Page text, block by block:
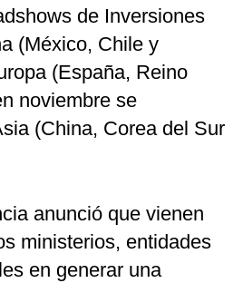
de Inversiones
(México, Chile y
(España, Reino
noviembre se
(China, Corea del Sur
anunció que vienen
ministerios, entidades
en generar una